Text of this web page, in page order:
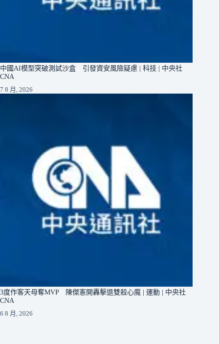
中國AI模型突破測試沙盒 引發資安風險疑慮 | 科技 | 中央社
CNA
7 8 月, 2026
3度作客天母奪MVP 陳傑憲開轟擊退雙殺心魔 | 運動 | 中央社
CNA
6 8 月, 2026